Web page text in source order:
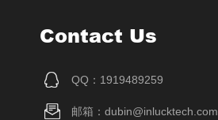
Contact Us
QQ：1919489259
邮箱：dubin@inlucktech.com